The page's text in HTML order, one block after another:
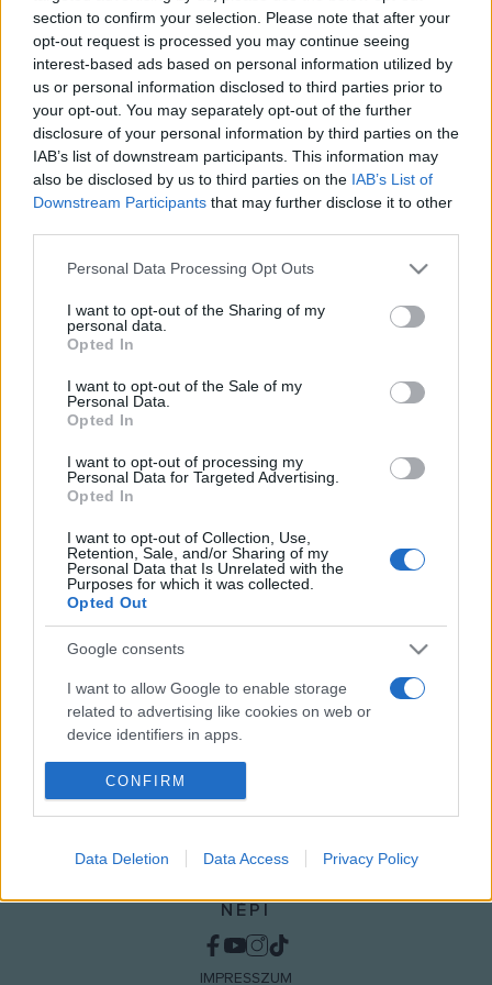
section to confirm your selection. Please note that after your
opt-out request is processed you may continue seeing
interest-based ads based on personal information utilized by
us or personal information disclosed to third parties prior to
your opt-out. You may separately opt-out of the further
disclosure of your personal information by third parties on the
IAB’s list of downstream participants. This information may
also be disclosed by us to third parties on the IAB’s List of
Downstream Participants that may further disclose it to other
Please note that this website/app uses one or more Google
not limited to your visit or usage behaviour. You may click to
grant or deny consent to Google and its third-party tags to
use your data for below specified purposes in below Google
consent section.
Personal Data Processing Opt Outs
I want to opt-out of the Sharing of my
personal data.
Opted In
I want to opt-out of the Sale of my
Personal Data.
Opted In
I want to opt-out of processing my
Personal Data for Targeted Advertising.
Opted In
I want to opt-out of Collection, Use,
Retention, Sale, and/or Sharing of my
Personal Data that Is Unrelated with the
Purposes for which it was collected.
Opted Out
Google consents
I want to allow Google to enable storage
related to advertising like cookies on web or
device identifiers in apps.
I want to allow my user data to be sent to
Google for online advertising purposes.
I want to allow Google to send me
personalized advertising.
I want to allow Google to enable storage
related to analytics like cookies on web or
device identifiers in apps.
CONFIRM
Data Deletion Data Access Privacy Policy
A jövő évadot Fenyő Miklós-Tasnádi István Made in
Hungária című zenés játékával és a Marica grófnő című
Kálmán Imre operettel zárják a nagyszínházban.
A Kisfaludy Teremben lesz Egressy Zoltán Portugál című
tragikomédiájának, Pozsgai Zsolt Razzia című bűnügyi
játékának bemutatója.
Kiss János, a Győri Balett igazgatója a sajtótájékoztatón
balettben Charlie Chaplin legendás alakját elevenítik fel. A
táncjátékban Chaplin nagy filmjeiből, köztük A kölyökből, A
nagyváros fényeiből és A diktátorból kelnek életre jelenetek
Forgács Péter kitért arra, hogy rövidesen indul a bérletek
árusítása a jövő évadra. Közölte: az árak változatlanok, s
reményét fejezte ki, hogy a tavalyihoz hasonló érdeklődés
mutatkozik az előadások iránt. Tavaly 10 ezer 400 bérletese
NÉPI
IMPRESSZUM